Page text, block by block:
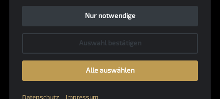
INTERNE NUMMER #216
Beschreibung
Nur notwendige
Auswahl bestätigen
Alle auswählen
Datenschutz Impressum